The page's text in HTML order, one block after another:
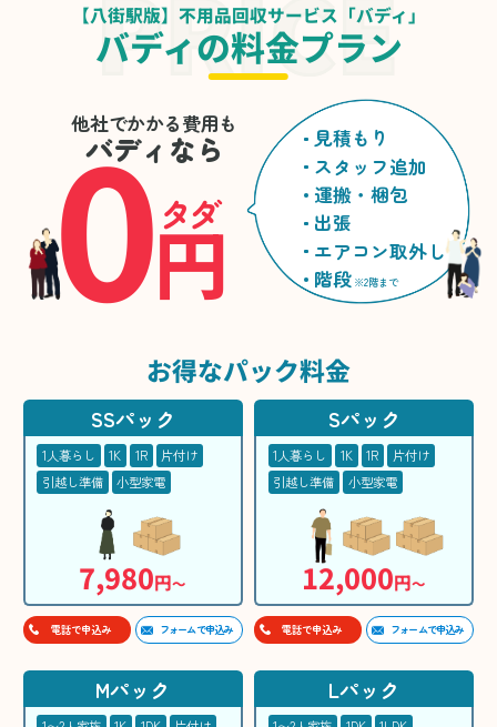
【八街駅版】不用品回収サービス「バディ」
バディの料金プラン
他社でかかる費用も
バディなら
0円
タダ
見積もり
スタッフ追加
運搬・梱包
出張
エアコン取外し
階段 ※2階まで
お得なパック料金
SSパック
1人暮らし 1K 1R
片付け
引越し準備
小型家電
7,980円〜
電話で申込み フォームで申込み
Sパック
1人暮らし 1K 1R
片付け
引越し準備
小型家電
12,000円〜
電話で申込み フォームで申込み
Mパック Lパック